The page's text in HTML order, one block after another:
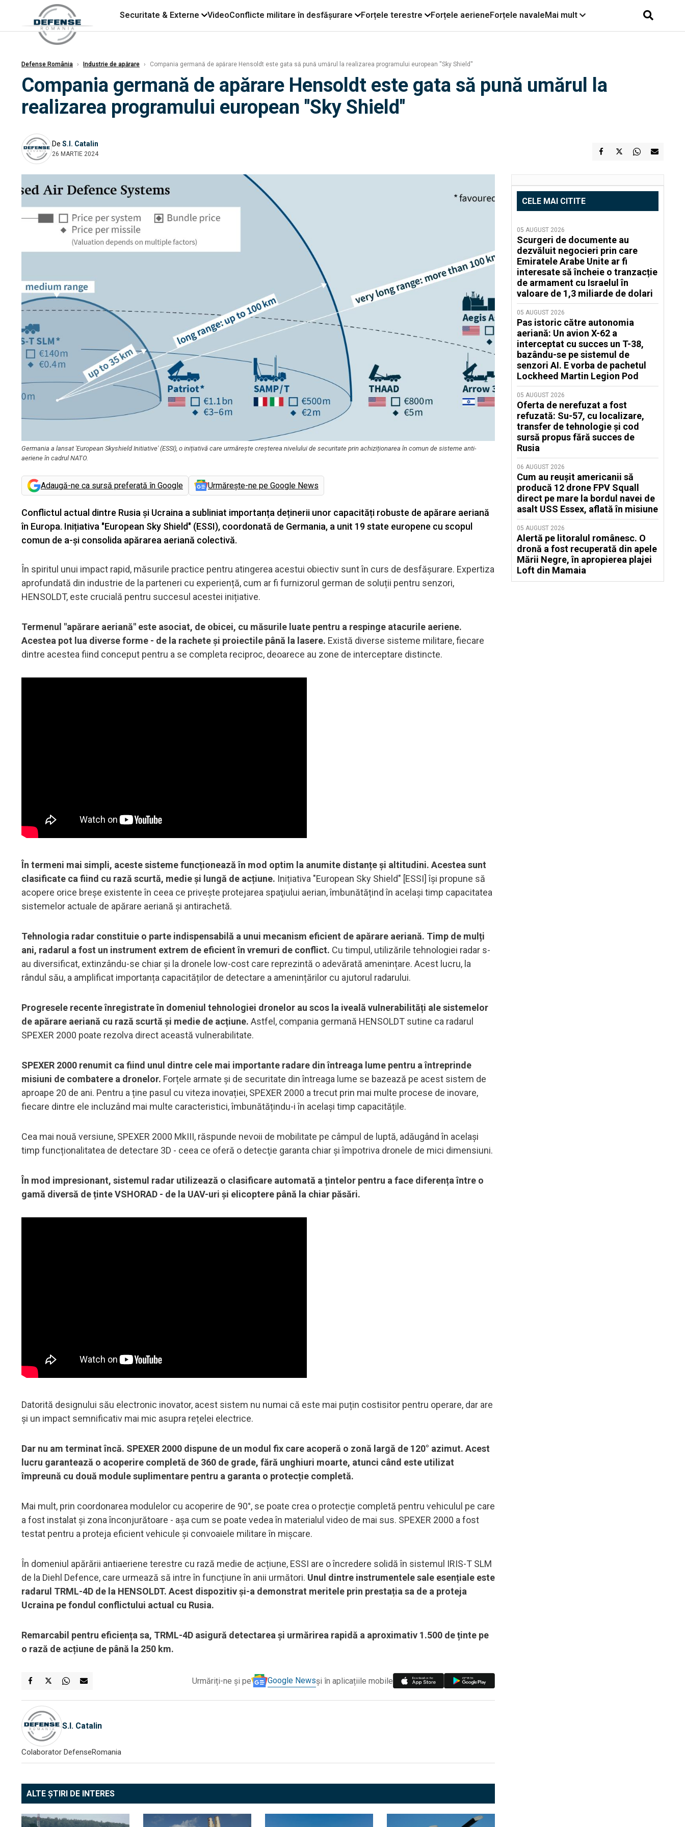
Securitate & Externe VideoConflicte militare în desfășurare Forțele terestre Forțele aerieneForțele navaleMai mult
Defense România › Industrie de apărare › Compania germană de apărare Hensoldt este gata să pună umărul la realizarea programului european ''Sky Shield''
Compania germană de apărare Hensoldt este gata să pună umărul la
realizarea programului european ''Sky Shield''
De S.I. Catalin
26 MARTIE 2024
Germania a lansat 'European Skyshield Initiative' (ESSI), o inițiativă care urmărește creșterea nivelului de securitate prin achiziționarea în comun de sisteme anti-
aeriene în cadrul NATO.
Adaugă-ne ca sursă preferată în Google Urmărește-ne pe Google News
Conflictul actual dintre Rusia și Ucraina a subliniat importanța deținerii unor capacități robuste de apărare aeriană
în Europa. Inițiativa "European Sky Shield" (ESSI), coordonată de Germania, a unit 19 state europene cu scopul
comun de a-și consolida apărarea aeriană colectivă.
În spiritul unui impact rapid, măsurile practice pentru atingerea acestui obiectiv sunt în curs de desfășurare. Expertiza
aprofundată din industrie de la parteneri cu experiență, cum ar fi furnizorul german de soluții pentru senzori,
HENSOLDT, este crucială pentru succesul acestei inițiative.
Termenul "apărare aeriană" este asociat, de obicei, cu măsurile luate pentru a respinge atacurile aeriene.
Acestea pot lua diverse forme - de la rachete și proiectile până la lasere. Există diverse sisteme militare, fiecare
dintre acestea fiind conceput pentru a se completa reciproc, deoarece au zone de interceptare distincte.
În termeni mai simpli, aceste sisteme funcționează în mod optim la anumite distanțe și altitudini. Acestea sunt
clasificate ca fiind cu rază scurtă, medie și lungă de acțiune. Inițiativa "European Sky Shield" [ESSI] îşi propune să
acopere orice breșe existente în ceea ce priveşte protejarea spaţiului aerian, îmbunătățind în același timp capacitatea
sistemelor actuale de apărare aeriană şi antirachetă.
Tehnologia radar constituie o parte indispensabilă a unui mecanism eficient de apărare aeriană. Timp de mulți
ani, radarul a fost un instrument extrem de eficient în vremuri de conflict. Cu timpul, utilizările tehnologiei radar s-
au diversificat, extinzându-se chiar și la dronele low-cost care reprezintă o adevărată amenințare. Acest lucru, la
rândul său, a amplificat importanța capacităților de detectare a amenințărilor cu ajutorul radarului.
Progresele recente înregistrate în domeniul tehnologiei dronelor au scos la iveală vulnerabilități ale sistemelor
de apărare aeriană cu rază scurtă și medie de acțiune. Astfel, compania germană HENSOLDT sutine ca radarul
SPEXER 2000 poate rezolva direct această vulnerabilitate.
SPEXER 2000 renumit ca fiind unul dintre cele mai importante radare din întreaga lume pentru a întreprinde
misiuni de combatere a dronelor. Forțele armate și de securitate din întreaga lume se bazează pe acest sistem de
aproape 20 de ani. Pentru a ține pasul cu viteza inovației, SPEXER 2000 a trecut prin mai multe procese de inovare,
fiecare dintre ele incluzând mai multe caracteristici, îmbunătățindu-i în același timp capacitățile.
Cea mai nouă versiune, SPEXER 2000 MkIII, răspunde nevoii de mobilitate pe câmpul de luptă, adăugând în același
timp funcționalitatea de detectare 3D - ceea ce oferă o detecţie garanta chiar şi împotriva dronele de mici dimensiuni.
În mod impresionant, sistemul radar utilizează o clasificare automată a țintelor pentru a face diferența între o
gamă diversă de ținte VSHORAD - de la UAV-uri și elicoptere până la chiar păsări.
Datorită designului său electronic inovator, acest sistem nu numai că este mai puțin costisitor pentru operare, dar are
și un impact semnificativ mai mic asupra rețelei electrice.
Dar nu am terminat încă. SPEXER 2000 dispune de un modul fix care acoperă o zonă largă de 120° azimut. Acest
lucru garantează o acoperire completă de 360 de grade, fără unghiuri moarte, atunci când este utilizat
împreună cu două module suplimentare pentru a garanta o protecție completă.
Mai mult, prin coordonarea modulelor cu acoperire de 90°, se poate crea o protecție completă pentru vehiculul pe care
a fost instalat și zona înconjurătoare - aşa cum se poate vedea în materialul video de mai sus. SPEXER 2000 a fost
testat pentru a proteja eficient vehicule și convoaiele militare în mișcare.
În domeniul apărării antiaeriene terestre cu rază medie de acțiune, ESSI are o încredere solidă în sistemul IRIS-T SLM
de la Diehl Defence, care urmează să intre în funcțiune în anii următori. Unul dintre instrumentele sale esențiale este
radarul TRML-4D de la HENSOLDT. Acest dispozitiv și-a demonstrat meritele prin prestația sa de a proteja
Ucraina pe fondul conflictului actual cu Rusia.
Remarcabil pentru eficiența sa, TRML-4D asigură detectarea și urmărirea rapidă a aproximativ 1.500 de ținte pe
o rază de acțiune de până la 250 km.
Urmăriți-ne și pe Google Newsși în aplicațiile mobile
S.I. Catalin
Colaborator DefenseRomania
ALTE ȘTIRI DE INTERES
CELE MAI CITITE
05 AUGUST 2026
Scurgeri de documente au
dezvăluit negocieri prin care
Emiratele Arabe Unite ar fi
interesate să încheie o tranzacție
de armament cu Israelul în
valoare de 1,3 miliarde de dolari
05 AUGUST 2026
Pas istoric către autonomia
aeriană: Un avion X-62 a
interceptat cu succes un T-38,
bazându-se pe sistemul de
senzori AI. E vorba de pachetul
Lockheed Martin Legion Pod
05 AUGUST 2026
Oferta de nerefuzat a fost
refuzată: Su-57, cu localizare,
transfer de tehnologie și cod
sursă propus fără succes de
Rusia
06 AUGUST 2026
Cum au reușit americanii să
producă 12 drone FPV Squall
direct pe mare la bordul navei de
asalt USS Essex, aflată în misiune
05 AUGUST 2026
Alertă pe litoralul românesc. O
dronă a fost recuperată din apele
Mării Negre, în apropierea plajei
Loft din Mamaia